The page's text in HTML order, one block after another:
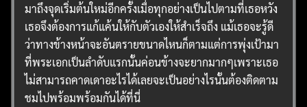
มาถึงจุดเริ่มต้นใหม่อีกครั้งเมื่อทุกอย่างเป็นไปตามที่เธอหวัง
เธอจึงต้องการแก้แค้นให้กับตัวเองให้สำเร็จถึง แม้เธอจะรู้ดี
ว่าทางข้างหน้าจะอันตรายขนาดไหนก็ตามแต่การพุ่งเป้ามา
ที่พระเอกเป็นลำดับแรกนั้นค่อนข้างจะยากมากๆเพราะเธอ
ไม่สามารถคาดเดาอะไรได้เลยจะเป็นอย่างไรนั้นต้องติดตาม
ชมไปพร้อมพร้อมกันได้ที่นี่